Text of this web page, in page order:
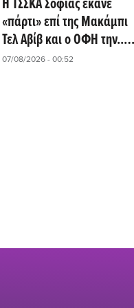
Η ΤΣΣΚΑ Σόφιας έκανε
«πάρτι» επί της Μακάμπι
Τελ Αβίβ και ο ΟΦΗ την...
περιμένει!
07/08/2026 - 00:52